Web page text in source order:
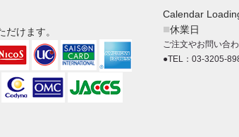
けます。
Calendar
■休業日
ご注文やお問い合
●TEL：03-3205-